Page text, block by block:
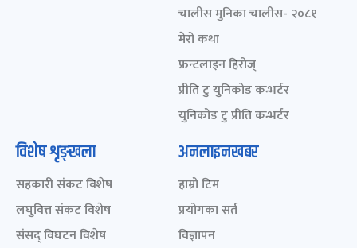
चालीस मुनिका चालीस- २०८१
मेरो कथा
फ्रन्टलाइन हिरोज्
प्रीति टु युनिकोड कन्भर्टर
युनिकोड टु प्रीति कन्भर्टर
विशेष शृङ्खला
सहकारी संकट विशेष
लघुवित्त संकट विशेष
संसद् विघटन विशेष
अनलाइनखबर
हाम्रो टिम
प्रयोगका सर्त
विज्ञापन